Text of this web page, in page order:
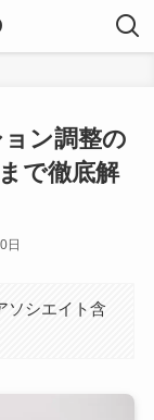
ン調整の
で徹底解
日
ソシエイト含